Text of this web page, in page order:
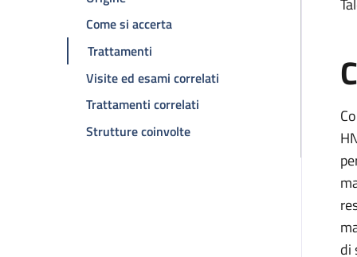
Come si accertadella pagina Sindrome di Lynch
Trattamenti
Visite ed esami correlati della pagina Sindrome
Trattamenti correlati
Strutture coinvoltedella pagina Sindrome di
di